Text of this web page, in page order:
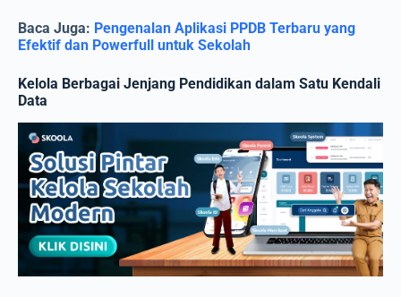
Baca Juga: Pengenalan Aplikasi PPDB Terbaru yang
Efektif dan Powerfull untuk Sekolah
Kelola Berbagai Jenjang Pendidikan dalam Satu Kendali
Data